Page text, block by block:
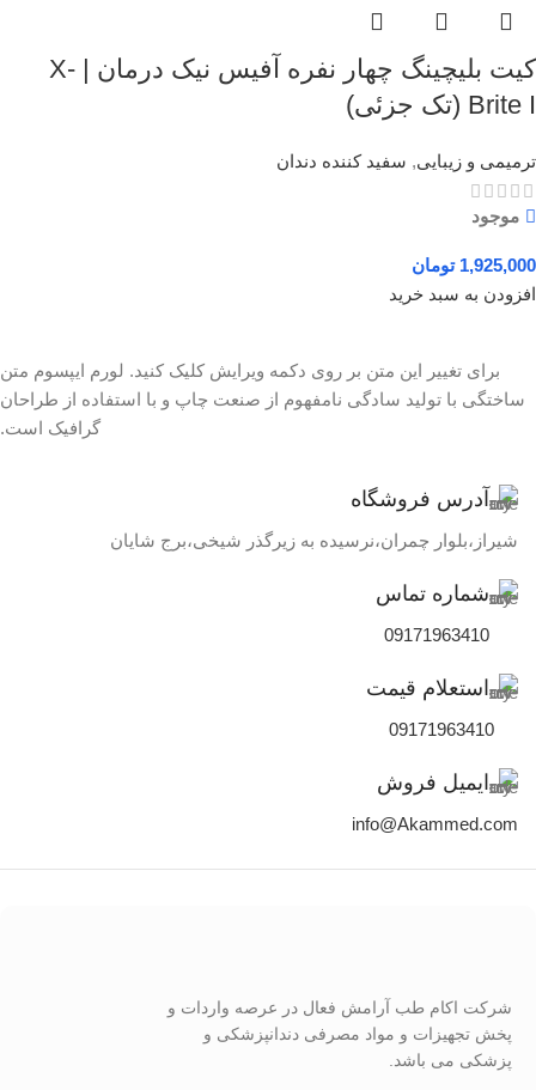
کیت بلیچینگ چهار نفره آفیس نیک درمان | X-
Brite I (تک جزئی)
ترمیمی و زیبایی, سفید کننده دندان
موجود
1,925,000 تومان
افزودن به سبد خرید
برای تغییر این متن بر روی دکمه ویرایش کلیک کنید. لورم ایپسوم متن
ساختگی با تولید سادگی نامفهوم از صنعت چاپ و با استفاده از طراحان
گرافیک است.
آدرس فروشگاه
شیراز،بلوار چمران،نرسیده به زیرگذر شیخی،برج شایان
شماره تماس
09171963410
استعلام قیمت
09171963410
ایمیل فروش
info@Akammed.com
شرکت اکام طب آرامش فعال در عرصه واردات و
پخش تجھیزات و مواد مصرفی دندانپزشکی و
پزشکی می باشد.